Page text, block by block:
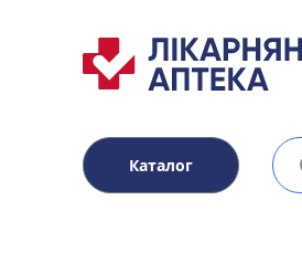
Каталог